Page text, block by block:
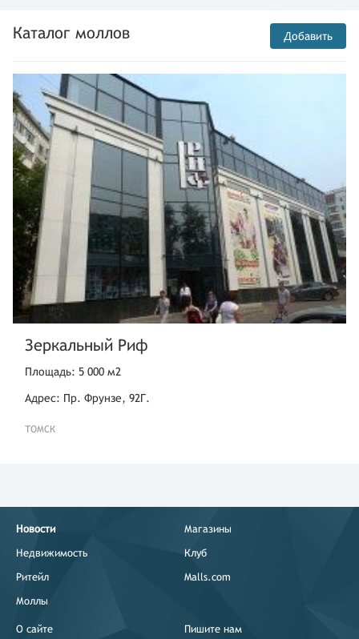
Каталог моллов Добавить
Зеркальный Риф
Площадь: 5 000 м2
Адрес: Пр. Фрунзе, 92Г.
ТОМСК
Новости
Недвижимость
Ритейл
Моллы
Магазины
Клуб
Malls.com
О сайте Пишите нам